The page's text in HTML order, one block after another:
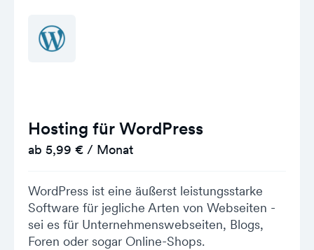
Hosting für WordPress
ab 5,99 € / Monat
WordPress ist eine äußerst leistungsstarke
Software für jegliche Arten von Webseiten -
sei es für Unternehmenswebseiten, Blogs,
Foren oder sogar Online-Shops.